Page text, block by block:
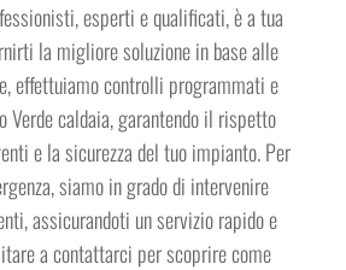
esperti e qualificati, è a tua
la migliore soluzione in base alle
effettuiamo controlli programmati e
caldaia, garantendo il rispetto
e la sicurezza del tuo impianto. Per
siamo in grado di intervenire
assicurandoti un servizio rapido e
a contattarci per scoprire come